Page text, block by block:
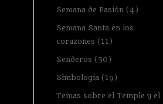
Semana de Pasión (4)
Semana Santa en los
corazones (11)
Senderos (30)
Simbología (19)
Temas sobre el Temple y el